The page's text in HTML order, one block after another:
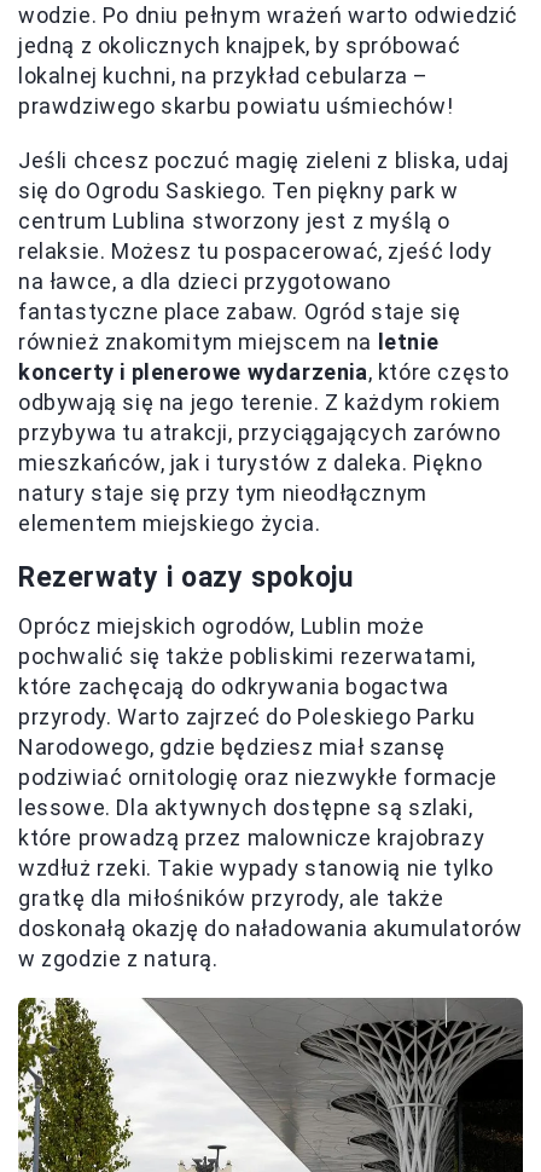
wodzie. Po dniu pełnym wrażeń warto odwiedzić
jedną z okolicznych knajpek, by spróbować
lokalnej kuchni, na przykład cebularza –
prawdziwego skarbu powiatu uśmiechów!
Jeśli chcesz poczuć magię zieleni z bliska, udaj
się do Ogrodu Saskiego. Ten piękny park w
centrum Lublina stworzony jest z myślą o
relaksie. Możesz tu pospacerować, zjeść lody
na ławce, a dla dzieci przygotowano
fantastyczne place zabaw. Ogród staje się
również znakomitym miejscem na
letnie
koncerty i plenerowe wydarzenia, które często
odbywają się na jego terenie. Z każdym rokiem
przybywa tu atrakcji, przyciągających zarówno
mieszkańców, jak i turystów z daleka. Piękno
natury staje się przy tym nieodłącznym
elementem miejskiego życia.
Rezerwaty i oazy spokoju
Oprócz miejskich ogrodów, Lublin może
pochwalić się także pobliskimi rezerwatami,
które zachęcają do odkrywania bogactwa
przyrody. Warto zajrzeć do Poleskiego Parku
Narodowego, gdzie będziesz miał szansę
podziwiać ornitologię oraz niezwykłe formacje
lessowe. Dla aktywnych dostępne są szlaki,
które prowadzą przez malownicze krajobrazy
wzdłuż rzeki. Takie wypady stanowią nie tylko
gratkę dla miłośników przyrody, ale także
doskonałą okazję do naładowania akumulatorów
w zgodzie z naturą.